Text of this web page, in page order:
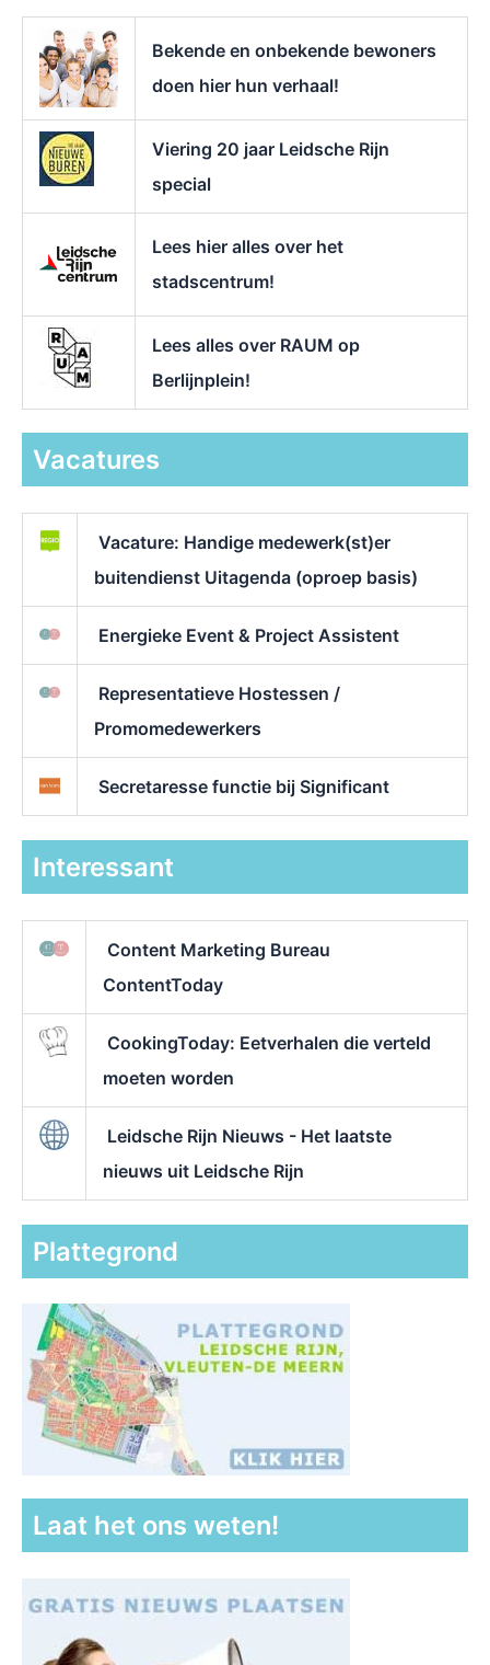
Bekende en onbekende bewoners
doen hier hun verhaal!
Viering 20 jaar Leidsche Rijn
special
Lees hier alles over het
stadscentrum!
Lees alles over RAUM op
Berlijnplein!
Vacatures
Vacature: Handige medewerk(st)er
buitendienst Uitagenda (oproep basis)
Energieke Event & Project Assistent
Representatieve Hostessen /
Promomedewerkers
Secretaresse functie bij Significant
Interessant
Content Marketing Bureau
ContentToday
CookingToday: Eetverhalen die verteld
moeten worden
Leidsche Rijn Nieuws - Het laatste
nieuws uit Leidsche Rijn
Plattegrond
Laat het ons weten!